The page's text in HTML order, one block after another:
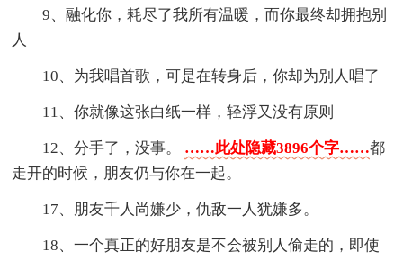
9、融化你，耗尽了我所有温暖，而你最终却拥抱别
人
10、为我唱首歌，可是在转身后，你却为别人唱了
11、你就像这张白纸一样，轻浮又没有原则
12、分手了，没事。 ……此处隐藏3896个字……都
走开的时候，朋友仍与你在一起。
17、朋友千人尚嫌少，仇敌一人犹嫌多。
18、一个真正的好朋友是不会被别人偷走的，即使